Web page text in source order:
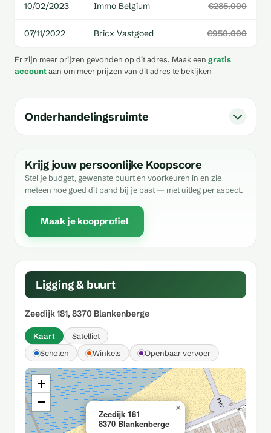
10/02/2023 Immo Belgium €285.000
07/11/2022 Bricx Vastgoed €950.000
Er zijn meer prijzen gevonden op dit adres. Maak een gratis
accountaan om meer prijzen van dit adres te bekijken
Onderhandelingsruimte
Krijg jouw persoonlijke Koopscore
Stel je budget, gewenste buurt en voorkeuren in en zie
meteen hoe goed dit pand bij je past — met uitleg per aspect.
Maak je koopprofiel
Ligging & buurt
Zeedijk 181, 8370 Blankenberge
Kaart
Satelliet
Scholen
Winkels Openbaar vervoer
Zeedijk 181
8370 Blankenberge
×
+
−